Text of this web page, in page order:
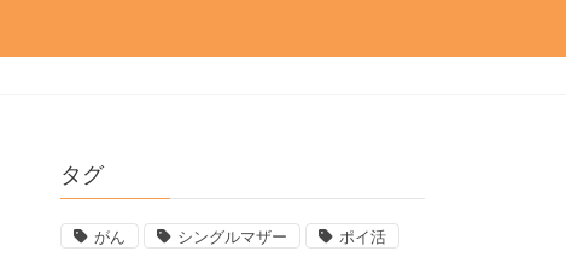
タグ
がん シングルマザー ポイ活